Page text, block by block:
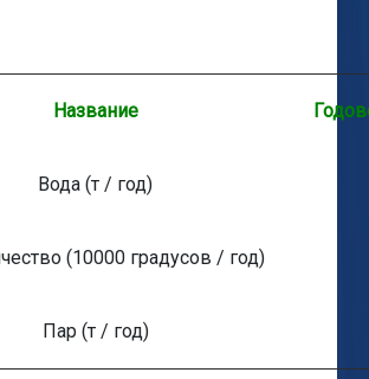
Название
Вода (т / год)
(10000 градусов / год)
Пар (т / год)